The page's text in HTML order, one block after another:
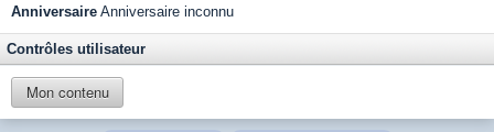
Anniversaire Anniversaire inconnu
Contrôles utilisateur
Mon contenu